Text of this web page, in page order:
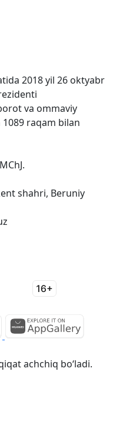
2018 yil 26 oktyabr
va ommaviy
raqam bilan
shahri, Beruniy
achchiq bo‘ladi.